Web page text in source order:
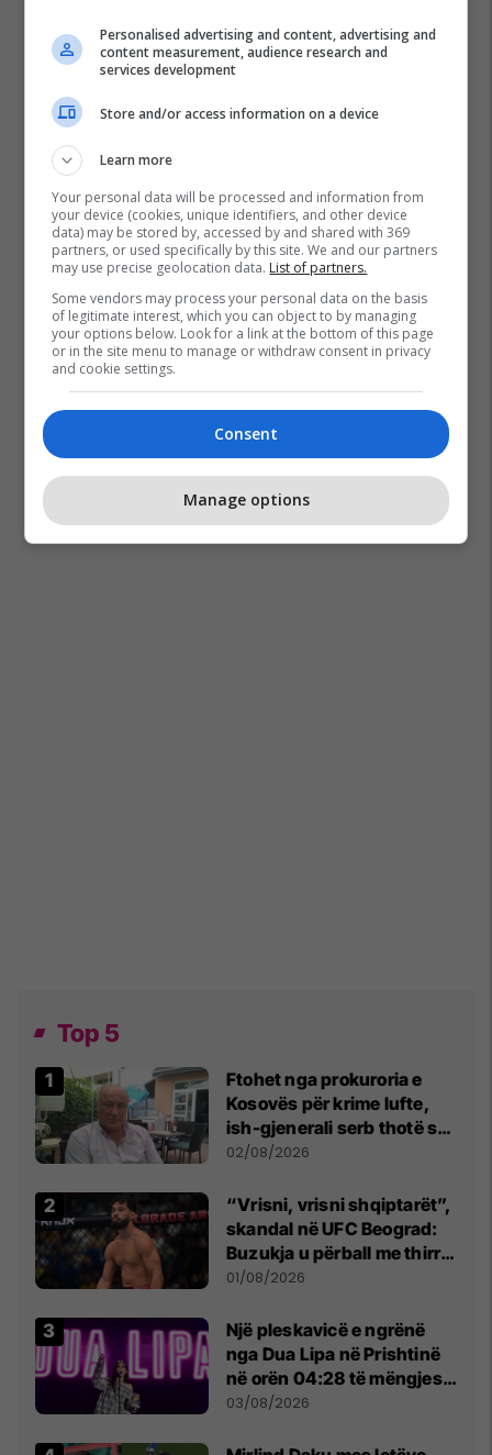
biznesit tuaj online
Plan B
Po kërkoni mjek apo klinikë në
GjejeMjekun
Top 5
Ftohet nga prokuroria e
Kosovës për krime lufte,
ish-gjenerali serb thotë se
dikush e tradhtoi në
02/08/2026
“Vrisni, vrisni shqiptarët”,
skandal në UFC Beograd:
Buzukja u përball me thirrje
anti-shqiptare nga
01/08/2026
Një pleskavicë e ngrënë
nga Dua Lipa në Prishtinë
në orën 04:28 të mëngjesit
- dhe bota digjitale serbe
03/08/2026
Personalised advertising and content, advertising and
content measurement, audience research and
services development
Store and/or access information on a device
Learn more
Your personal data will be processed and information from
your device (cookies, unique identifiers, and other device
data) may be stored by, accessed by and shared with 369
partners, or used specifically by this site. We and our partners
may use precise geolocation data. List of partners.
Some vendors may process your personal data on the basis
of legitimate interest, which you can object to by managing
your options below. Look for a link at the bottom of this page
or in the site menu to manage or withdraw consent in privacy
and cookie settings.
Consent
Manage options